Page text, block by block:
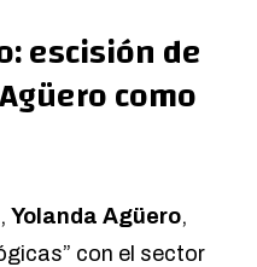
escisión de
como
Yolanda Agüero,
con el sector